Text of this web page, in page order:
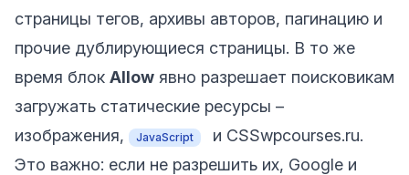
страницы тегов, архивы авторов, пагинацию и
прочие дублирующиеся страницы. В то же
время блок Allow явно разрешает поисковикам
загружать статические ресурсы –
изображения,
JavaScript и CSSwpcourses.ru.
Это важно: если не разрешить их, Google и